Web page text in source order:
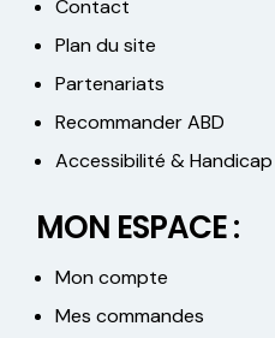
Contact
Plan du site
Partenariats
Recommander ABD
Accessibilité & Handicap
MON ESPACE :
Mon compte
Mes commandes